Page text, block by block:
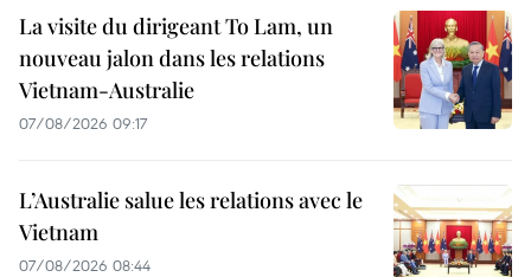
La visite du dirigeant To Lam, un
nouveau jalon dans les relations
Vietnam-Australie
07/08/2026 09:17
L’Australie salue les relations avec le
Vietnam
07/08/2026 08:44